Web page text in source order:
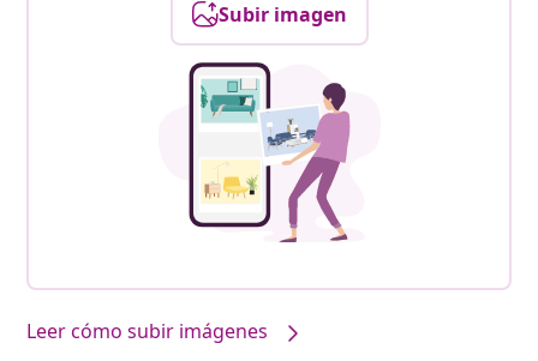
Subir imagen
Leer cómo subir imágenes